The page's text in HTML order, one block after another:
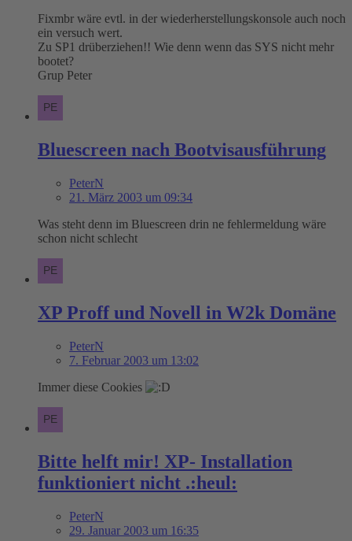
Fixmbr wäre evtl. in der wiederherstellungskonsole auch noch
ein versuch wert.
Zu SP1 drüberziehen!! Wie denn wenn das SYS nicht mehr
bootet?
Grup Peter
Bluescreen nach Bootvisausführung
PeterN
21. März 2003 um 09:34
Was steht denn im Bluescreen drin ne fehlermeldung wäre
schon nicht schlecht
XP Proff und Novell in W2k Domäne
PeterN
7. Februar 2003 um 13:02
Immer diese Cookies
Bitte helft mir! XP- Installation
funktioniert nicht .:heul:
PeterN
29. Januar 2003 um 16:35